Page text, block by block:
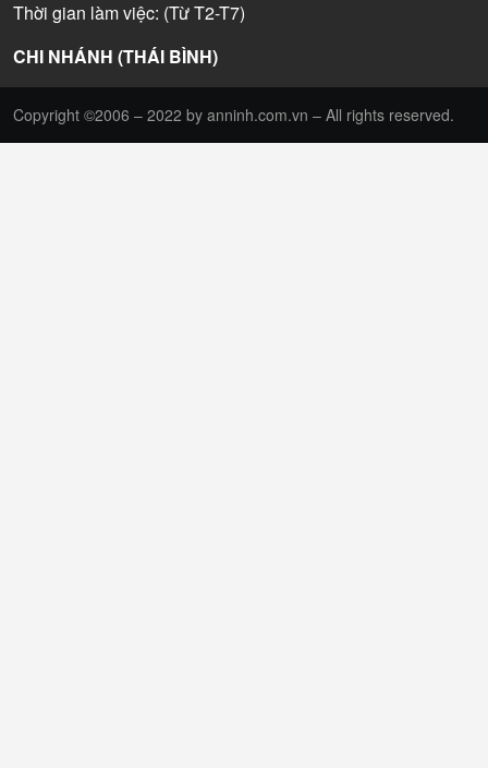
Thời gian làm việc: (Từ T2-T7)
CHI NHÁNH (THÁI BÌNH)
Copyright ©2006 – 2022 by anninh.com.vn – All rights reserved.